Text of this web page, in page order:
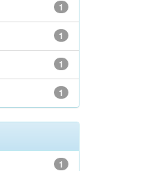
1
1
1
1
1